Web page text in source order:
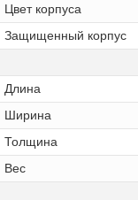
Цвет корпуса
Защищенный корпус
Длина
Ширина
Толщина
Вес